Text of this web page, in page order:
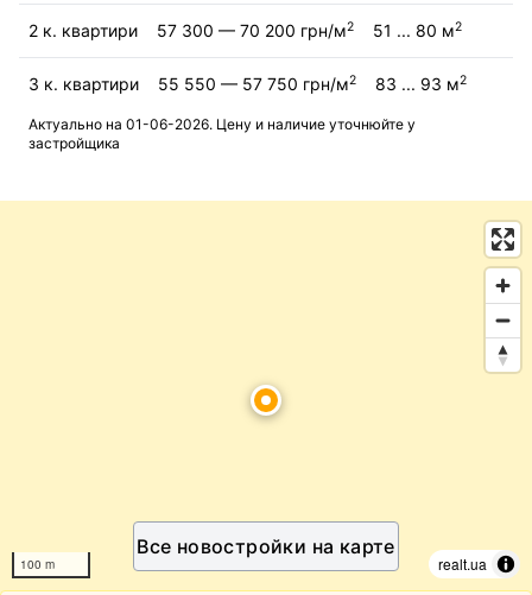
2 к. квартири 57 300 — 70 200 грн/м2 51 ... 80 м2
3 к. квартири 55 550 — 57 750 грн/м2 83 ... 93 м2
Актуально на 01-06-2026. Цену и наличие уточнюйте у
застройщика
100 m realt.ua
Все новостройки на карте